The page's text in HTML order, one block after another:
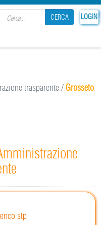
LOGIN
CERCA
trasparente/Grosseto
stp